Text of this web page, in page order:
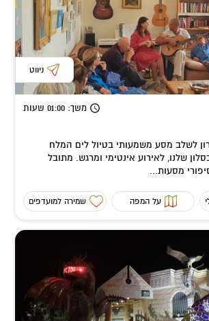
ניווט
משך: 01:00 שעות
לשלב מסע משמעותי בטיול לים המלח
שלנו, לאירוע אינטימי ומרגש. מתובל
מסעות...
על המפה שמירה למועדפים